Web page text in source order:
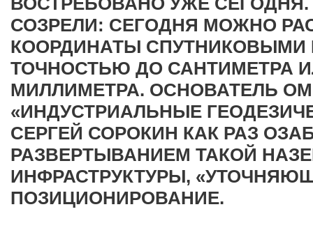
СОЗРЕЛИ: СЕГОДНЯ МОЖНО
КООРДИНАТЫ СПУТНИКОВЫМИ
ТОЧНОСТЬЮ ДО САНТИМЕТРА
МИЛЛИМЕТРА. ОСНОВАТЕЛЬ
«ИНДУСТРИАЛЬНЫЕ
СЕРГЕЙ СОРОКИН КАК РАЗ
РАЗВЕРТЫВАНИЕМ ТАКОЙ
ИНФРАСТРУКТУРЫ,
ПОЗИЦИОНИРОВАНИЕ.